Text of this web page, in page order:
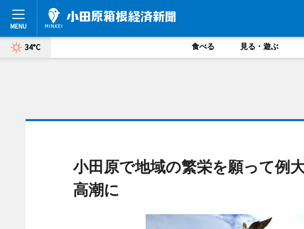
34°C 食べる 見る・遊ぶ
小田原で地域の繁栄を願って例
高潮に